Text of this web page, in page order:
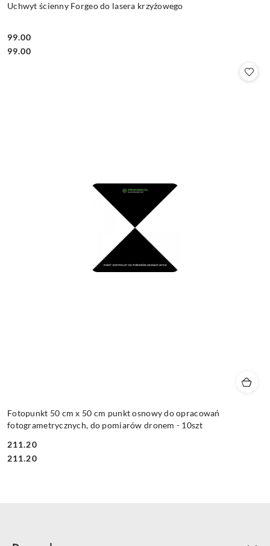
Uchwyt ścienny Forgeo do lasera krzyżowego
Cena:
99.00
Cena:
99.00
Fotopunkt 50 cm x 50 cm punkt osnowy do opracowań
fotogrametrycznych, do pomiarów dronem - 10szt
Cena:
211.20
Cena:
211.20